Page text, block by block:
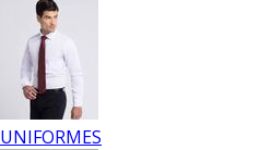
UNIFORMES